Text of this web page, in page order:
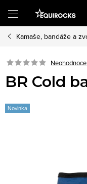
obsah
Kamaše, bandáže a
BR Cold
Novinka